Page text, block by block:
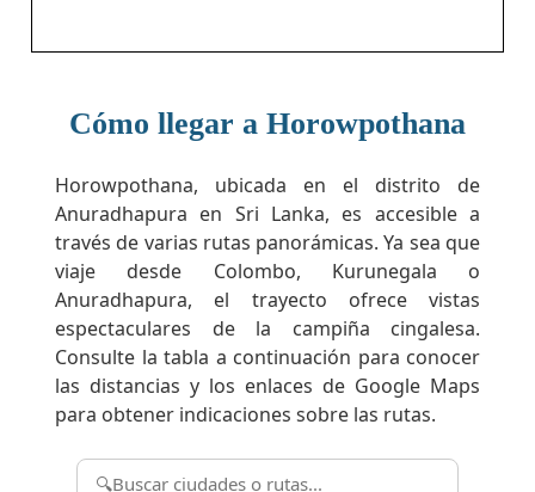
Cómo llegar a Horowpothana
Horowpothana, ubicada en el distrito de
Anuradhapura en Sri Lanka, es accesible a
través de varias rutas panorámicas. Ya sea que
viaje desde Colombo, Kurunegala o
Anuradhapura, el trayecto ofrece vistas
espectaculares de la campiña cingalesa.
Consulte la tabla a continuación para conocer
las distancias y los enlaces de Google Maps
para obtener indicaciones sobre las rutas.